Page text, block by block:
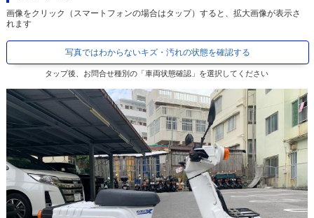
画像をクリック（スマートフォンの場合はタップ）すると、拡大画像が表示さ
れます
写真ではわからないキズ・汚れの状態を確認する
タップ後、お問合せ種別の「車両状態確認」を選択してください